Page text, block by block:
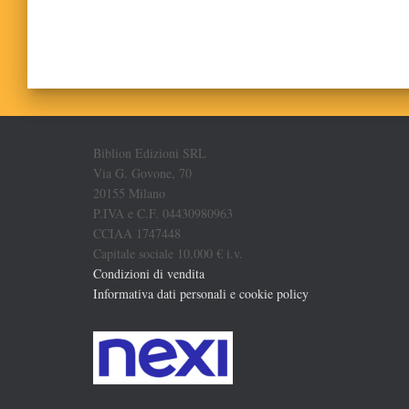
Biblion Edizioni SRL
Via G. Govone, 70
20155 Milano
P.IVA e C.F. 04430980963
CCIAA 1747448
Capitale sociale 10.000 € i.v.
Condizioni di vendita
Informativa dati personali e cookie policy